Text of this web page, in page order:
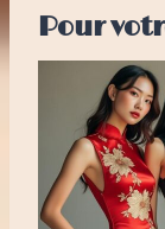
Pour